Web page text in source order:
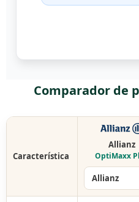
Comparador de
Característica
Allianz
OptiMaxx